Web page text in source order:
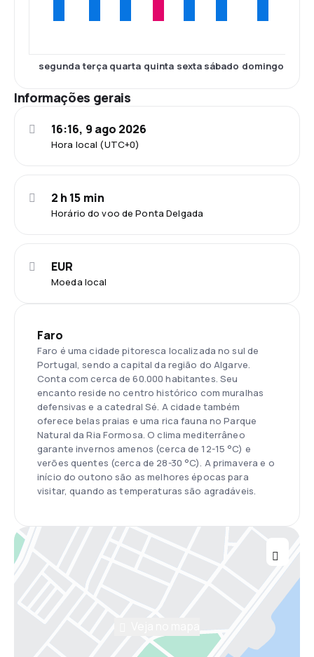
segunda terça quarta quinta sexta sábado domingo
Informações gerais
Hora local (UTC+0)
16:16, 9 ago 2026
Horário do voo de Ponta Delgada
2 h 15 min
Moeda local
EUR
Faro
Faro é uma cidade pitoresca localizada no sul de
Portugal, sendo a capital da região do Algarve.
Conta com cerca de 60.000 habitantes. Seu
encanto reside no centro histórico com muralhas
defensivas e a catedral Sé. A cidade também
oferece belas praias e uma rica fauna no Parque
Natural da Ria Formosa. O clima mediterrâneo
garante invernos amenos (cerca de 12-15 °C) e
verões quentes (cerca de 28-30 °C). A primavera e o
início do outono são as melhores épocas para
visitar, quando as temperaturas são agradáveis.